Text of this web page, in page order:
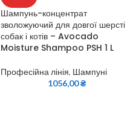
Шампунь-концентрат
зволожуючий для довгої шерсті
собак і котів – Avocado
Moisture Shampoo PSH 1 L
Професійна лінія, Шампуні
1056,00₴